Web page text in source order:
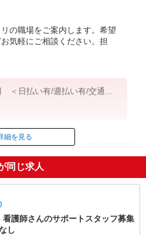
の職場をご案内します。希望
気軽にご相談ください。担
＜日払い有/週払い有/交通費
)＞
ID：AE0610049616
期間終了
細を見る
同じ求人
看護師さんのサポートスタッフ募集
し